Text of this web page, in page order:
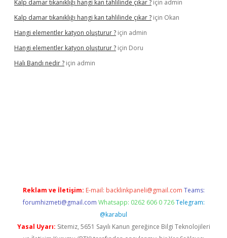
Kalp damar tıkanıklığı hangi kan tahlilinde çıkar ? için admin
Kalp damar tıkanıklığı hangi kan tahlilinde çıkar ? için Okan
Hangi elementler katyon oluşturur ? için admin
Hangi elementler katyon oluşturur ? için Doru
Halı Bandı nedir ? için admin
Reklam ve İletişim: E-mail: backlinkpaneli@gmail.com Teams:
forumhizmeti@gmail.com Whatsapp: 0262 606 0 726 Telegram:
@karabul
Yasal Uyarı: Sitemiz, 5651 Sayılı Kanun gereğince Bilgi Teknolojileri